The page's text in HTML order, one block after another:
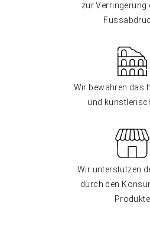
zur Verringerung
Wir bewahren das
und
Wir unterstützen
durch den
Produkte